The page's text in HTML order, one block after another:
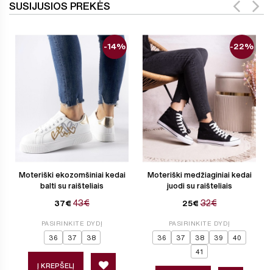
SUSIJUSIOS PREKĖS
Moteriški ekozomšiniai kedai
balti su raišteliais
37€ 43€
-14%
PASIRINKITE DYDĮ
36 37 38
Į KREPŠELĮ
Moteriški medžiaginiai kedai
juodi su raišteliais
25€ 32€
-22%
PASIRINKITE DYDĮ
36 37 38 39 40
41